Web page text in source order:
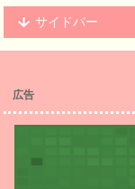
サイドバー
広告